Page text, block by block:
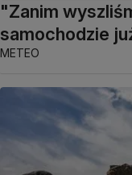
"Zanim
samochodzie
METEO